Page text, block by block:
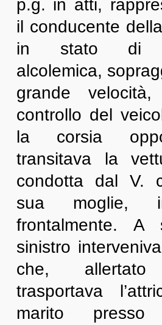
p.g. in atti,
il conducente
in stato di
alcolemica,
grande
controllo del
la corsia
transitava la
condotta dal V.
sua moglie,
frontalmente. A
sinistro
che,
trasportava
marito presso